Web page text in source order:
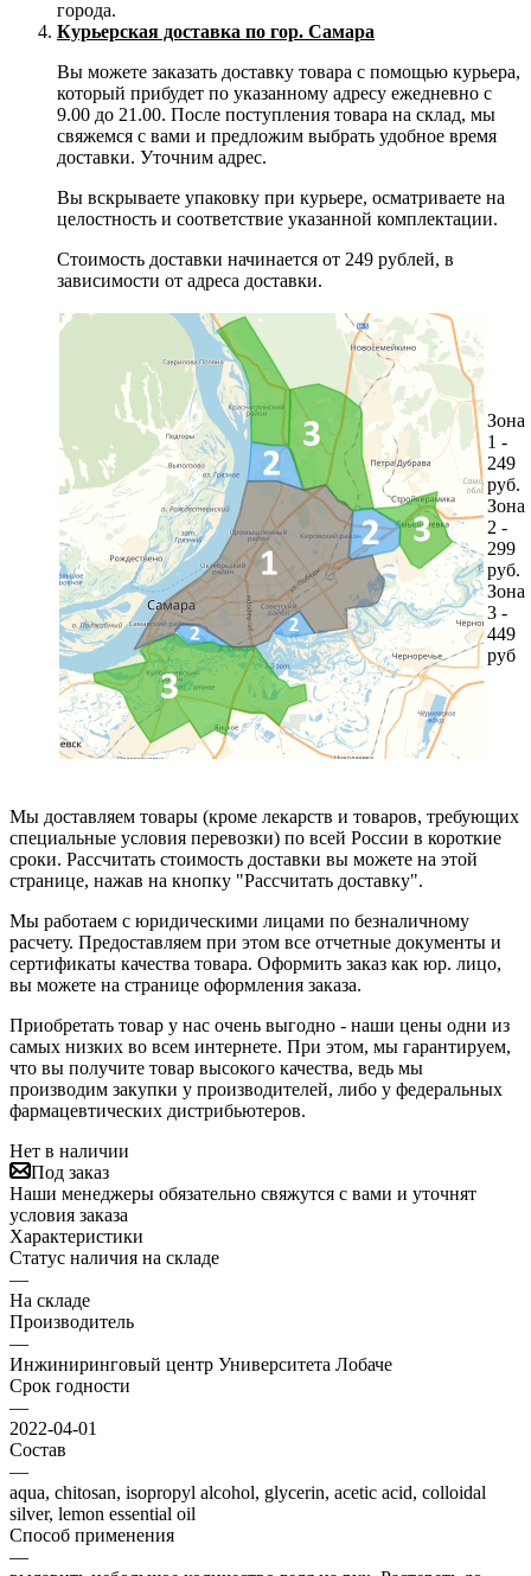
города.
Курьерская доставка по гор. Самара
Вы можете заказать доставку товара с помощью курьера,
который прибудет по указанному адресу ежедневно с
9.00 до 21.00. После поступления товара на склад, мы
свяжемся с вами и предложим выбрать удобное время
доставки. Уточним адрес.
Вы вскрываете упаковку при курьере, осматриваете на
целостность и соответствие указанной комплектации.
Стоимость доставки начинается от 249 рублей, в
зависимости от адреса доставки.
Зона
1 -
249
руб.
Зона
2 -
299
руб.
Зона
3 -
449
руб
Мы доставляем товары (кроме лекарств и товаров, требующих
специальные условия перевозки) по всей России в короткие
сроки. Рассчитать стоимость доставки вы можете на этой
странице, нажав на кнопку "Рассчитать доставку".
Мы работаем с юридическими лицами по безналичному
расчету. Предоставляем при этом все отчетные документы и
сертификаты качества товара. Оформить заказ как юр. лицо,
вы можете на странице оформления заказа.
Приобретать товар у нас очень выгодно - наши цены одни из
самых низких во всем интернете. При этом, мы гарантируем,
что вы получите товар высокого качества, ведь мы
производим закупки у производителей, либо у федеральных
фармацевтических дистрибьютеров.
Нет в наличии
Под заказ
Наши менеджеры обязательно свяжутся с вами и уточнят
условия заказа
Характеристики
Статус наличия на складе
—
На складе
Производитель
—
Инжиниринговый центр Университета Лобаче
Срок годности
—
2022-04-01
Состав
—
aqua, chitosan, isopropyl alcohol, glycerin, acetic acid, colloidal
silver, lemon essential oil
Способ применения
—